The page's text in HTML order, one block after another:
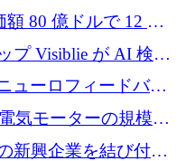
万ドルを突破
額 80 億ドルで 12 億
プ Visiblie が AI 検索
ーロを調達
ューロフィードバッ
発に65万ユーロを確
気モーターの規模拡
達
新興企業を結び付け